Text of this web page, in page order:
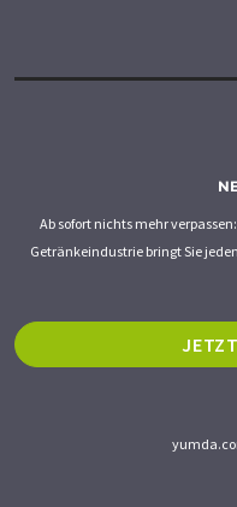
Ab sofort nichts mehr
Getränkeindustrie bringt Sie